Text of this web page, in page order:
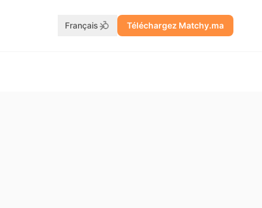
Français Téléchargez Matchy.ma